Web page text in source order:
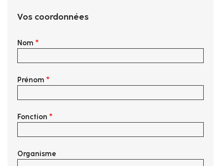
Vos coordonnées
Nom
Prénom
Fonction
Organisme